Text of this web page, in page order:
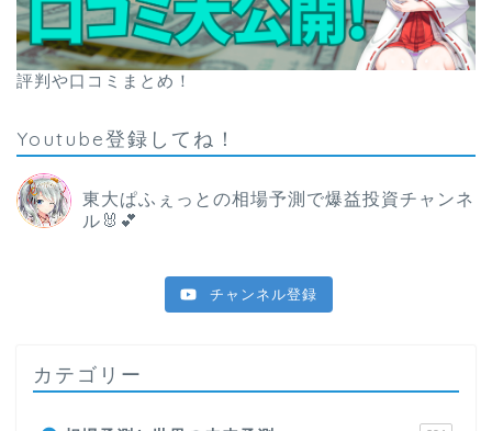
評判や口コミまとめ！
Youtube登録してね！
東大ぱふぇっとの相場予測で爆益投資チャンネ
ル🐰💕
チャンネル登録
カテゴリー